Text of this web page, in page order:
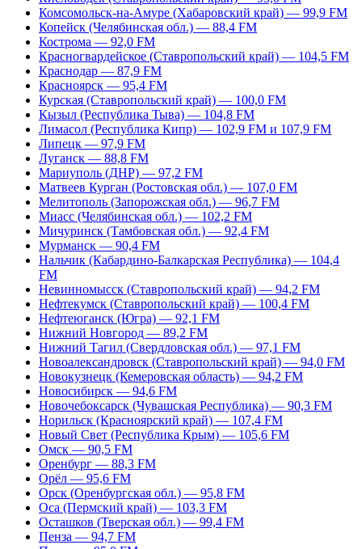
Комсомольск-на-Амуре (Хабаровский край) — 99,9 FM
Копейск (Челябинская обл.) — 88,4 FM
Кострома — 92,0 FM
Красногвардейское (Ставропольский край) — 104,5 FM
Краснодар — 87,9 FM
Красноярск — 95,4 FM
Курская (Ставропольский край) — 100,0 FM
Кызыл (Республика Тыва) — 104,8 FM
Лимасол (Республика Кипр) — 102,9 FM и 107,9 FM
Липецк — 97,9 FM
Луганск — 88,8 FM
Мариуполь (ДНР) — 97,2 FM
Матвеев Курган (Ростовская обл.) — 107,0 FM
Мелитополь (Запорожская обл.) — 96,7 FM
Миасс (Челябинская обл.) — 102,2 FM
Мичуринск (Тамбовская обл.) — 92,4 FM
Мурманск — 90,4 FM
Нальчик (Кабардино-Балкарская Республика) — 104,4
FM
Невинномысск (Ставропольский край) — 94,2 FM
Нефтекумск (Ставропольский край) — 100,4 FM
Нефтеюганск (Югра) — 92,1 FM
Нижний Новгород — 89,2 FM
Нижний Тагил (Свердловская обл.) — 97,1 FM
Новоалександровск (Ставропольский край) — 94,0 FM
Новокузнецк (Кемеровская область) — 94,2 FM
Новосибирск — 94,6 FM
Новочебоксарск (Чувашская Республика) — 90,3 FM
Норильск (Красноярский край) — 107,4 FM
Новый Свет (Республика Крым) — 105,6 FM
Омск — 90,5 FM
Оренбург — 88,3 FM
Орёл — 95,6 FM
Орск (Оренбургская обл.) — 95,8 FM
Оса (Пермский край) — 103,3 FM
Осташков (Тверская обл.) — 99,4 FM
Пенза — 94,7 FM